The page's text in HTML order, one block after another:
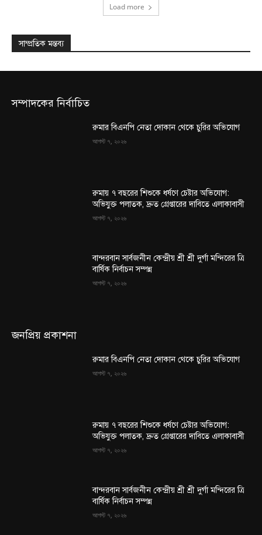
Load more
সাম্প্রতিক মন্তব্য
সম্পাদকের নির্বাচিত
রুমার বিএনপি নেতা দোকান থেকে চুরির অভিযোগ
আগস্ট ৭, ২০২৬
রুমায় ৭ বছরের শিশুকে ধর্ষণে চেষ্টার অভিযোগ:
অভিযুক্ত পলাতক, দ্রুত গ্রেপ্তারের দাবিতে এলাকাবাসী
আগস্ট ৭, ২০২৬
বান্দরবান সার্বজনীন কেন্দ্রীয় শ্রী শ্রী দুর্গা মন্দিরের ত্রি
বার্ষিক নির্বাচন সম্পন্ন
আগস্ট ৭, ২০২৬
জনপ্রিয় প্রকাশনা
রুমার বিএনপি নেতা দোকান থেকে চুরির অভিযোগ
আগস্ট ৭, ২০২৬
রুমায় ৭ বছরের শিশুকে ধর্ষণে চেষ্টার অভিযোগ:
অভিযুক্ত পলাতক, দ্রুত গ্রেপ্তারের দাবিতে এলাকাবাসী
আগস্ট ৭, ২০২৬
বান্দরবান সার্বজনীন কেন্দ্রীয় শ্রী শ্রী দুর্গা মন্দিরের ত্রি
বার্ষিক নির্বাচন সম্পন্ন
আগস্ট ৭, ২০২৬